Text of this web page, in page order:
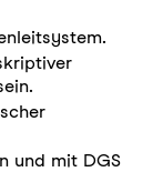
und mit DGS